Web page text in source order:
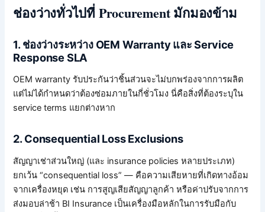
ช่องว่างทั่วไปที่ Procurement มักมองข้าม
1. ช่องว่างระหว่าง OEM Warranty และ Service
Response SLA
OEM warranty รับประกันว่าชิ้นส่วนจะไม่บกพร่องจากการผลิต
แต่ไม่ได้กำหนดว่าต้องซ่อมภายในกี่ชั่วโมง นี่คือสิ่งที่ต้องระบุใน
service terms แยกต่างหาก
2. Consequential Loss Exclusions
สัญญาเช่าส่วนใหญ่ (และ insurance policies หลายประเภท)
ยกเว้น “consequential loss” — คือความเสียหายที่เกิดทางอ้อม
จากเครื่องหยุด เช่น การสูญเสียสัญญาลูกค้า หรือค่าปรับจากการ
ส่งมอบล่าช้า BI Insurance เป็นเครื่องมือหลักในการรับมือกับ